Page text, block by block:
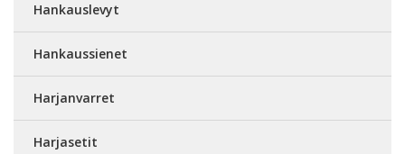
Hankauslevyt
Hankaussienet
Harjanvarret
Harjasetit